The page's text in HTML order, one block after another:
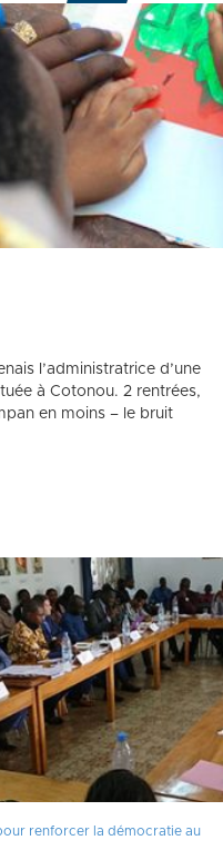
l’administratrice d’une
à Cotonou. 2 rentrées,
en moins – le bruit
renforcer la démocratie au